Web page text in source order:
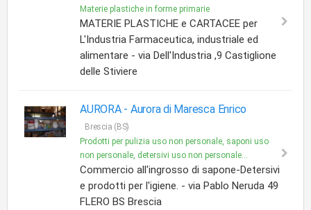
Materie plastiche in forme primarie
MATERIE PLASTICHE e CARTACEE per
L'Industria Farmaceutica, industriale ed
alimentare - via Dell'Industria ,9 Castiglione
delle Stiviere
AURORA - Aurora di Maresca Enrico
Brescia (BS)
Prodotti per pulizia uso non personale, saponi uso
non personale, detersivi uso non personale...
Commercio all'ingrosso di sapone-Detersivi
e prodotti per l'igiene. - via Pablo Neruda 49
FLERO BS Brescia